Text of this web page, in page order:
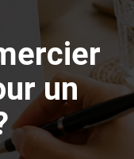
un